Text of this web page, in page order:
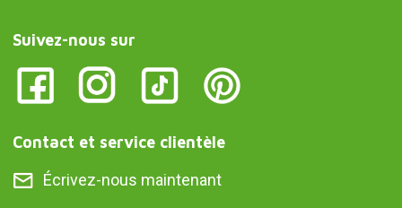
Suivez-nous sur
Contact et service clientèle
Écrivez-nous maintenant